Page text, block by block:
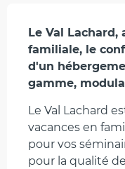
Description
Le Val
familiale, le
d'un
gamme,
Le Val Lachard
vacances en
pour vos
pour la qualité